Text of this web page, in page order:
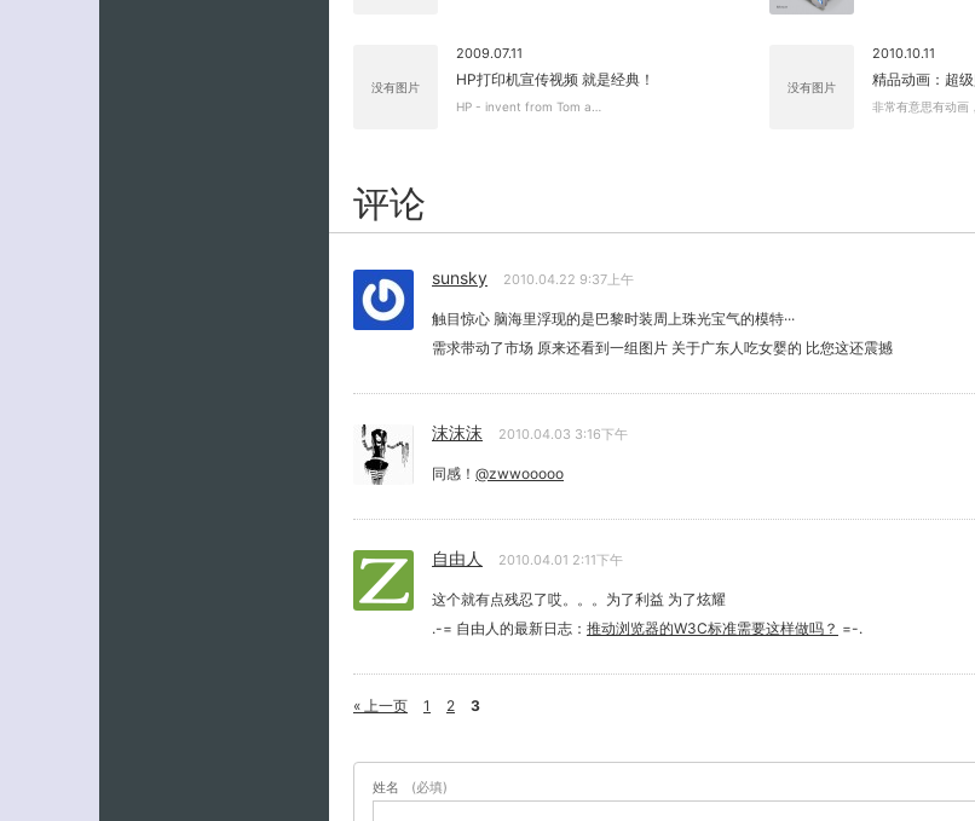
没有图片
2009.07.11
HP打印机宣传视频 就是经典！
HP - invent from Tom a…
没有图片
2010.10.11
精品动画：超
非常有意思有动画
评论
sunsky 2010.04.22 9:37上午
触目惊心 脑海里浮现的是巴黎时装周上珠光宝气的模特···
需求带动了市场 原来还看到一组图片 关于广东人吃女婴的 比您这还震撼
沫沫沫 2010.04.03 3:16下午
同感！ @zwwooooo
自由人 2010.04.01 2:11下午
这个就有点残忍了哎。。。为了利益 为了炫耀
.-= 自由人的最新日志： 推动浏览器的W3C标准需要这样做吗？ =-.
« 上一页 1 2 3
姓名 (必填)